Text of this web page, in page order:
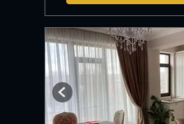
Previous